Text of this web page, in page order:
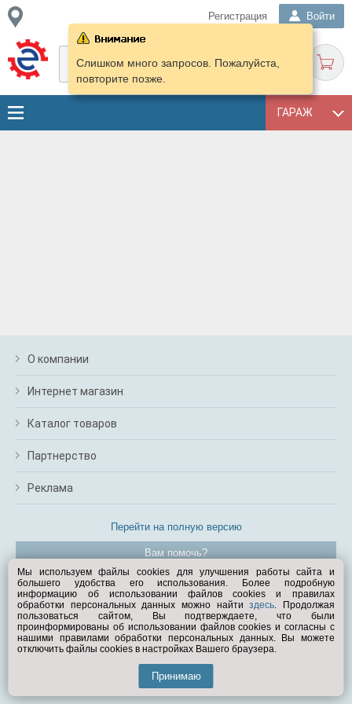
Регистрация Войти
ГАРАЖ
Слишком много запросов. Пожалуйста,
повторите позже.
О компании
Интернет магазин
Каталог товаров
Партнерство
Реклама
Перейти на полную версию
Вам помочь?
© Exist.ru 1998—2026
Мы используем файлы cookies для улучшения работы сайта и
большего удобства его использования. Более подробную
информацию об использовании файлов cookies и правилах
обработки персональных данных можно найтиздесь. Продолжая
пользоваться сайтом, Вы подтверждаете, что были
проинформированы об использовании файлов cookies и согласны с
нашими правилами обработки персональных данных. Вы можете
отключить файлы cookies в настройках Вашего браузера.
Принимаю